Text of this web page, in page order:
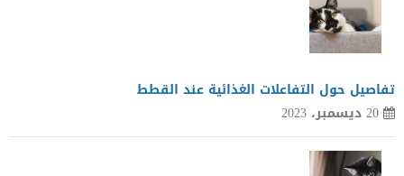
تفاصيل حول التفاعلات الغذائية عند القطط
20 ديسمبر، 2023